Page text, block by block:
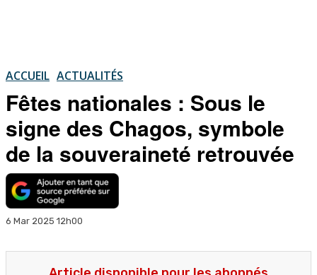
ACCUEIL ACTUALITÉS
Fêtes nationales : Sous le
signe des Chagos, symbole
de la souveraineté retrouvée
6 Mar 2025 12h00